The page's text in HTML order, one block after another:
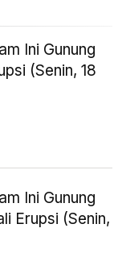
Ini Gunung
(Senin, 18
Ini Gunung
Erupsi (Senin,